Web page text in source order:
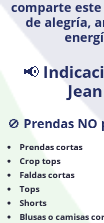
comparte
de alegría,
📢
🚫 Prendas
Prendas cortas
Crop tops
Faldas cortas
Tops
Shorts
Blusas o camisas